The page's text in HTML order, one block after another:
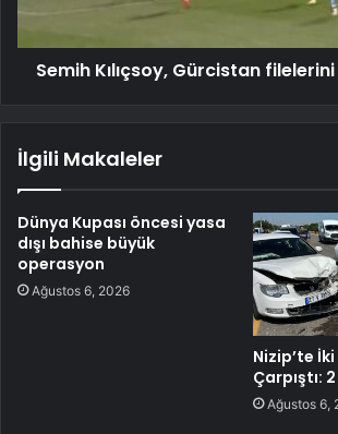
Semih Kılıçsoy, Gürcistan
İlgili Makaleler
Dünya Kupası öncesi yasa
dışı bahise büyük
operasyon
Ağustos 6, 2026
Nizip’te
Çarpıştı:
Ağustos 6,